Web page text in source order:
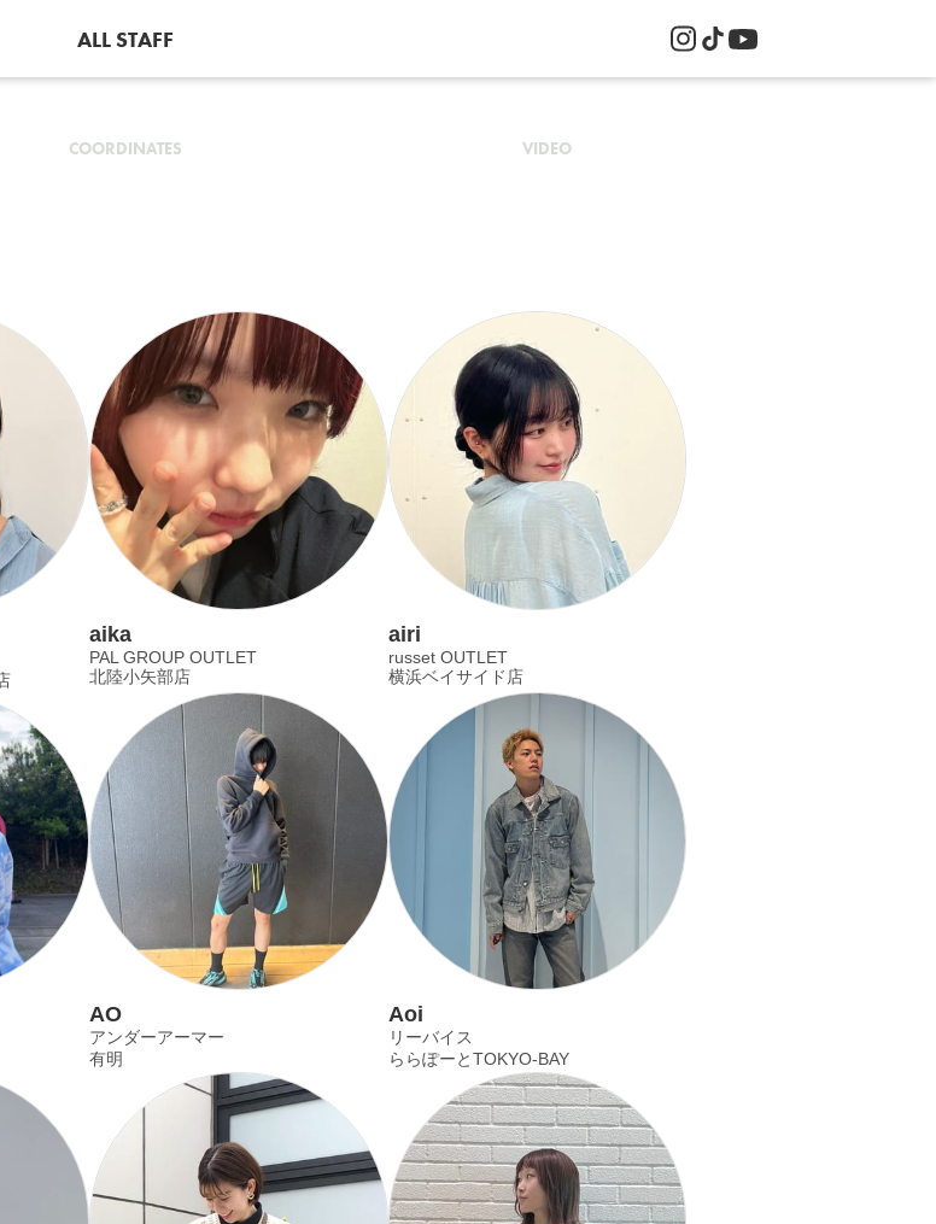
ALL STAFF
COORDINATES VIDEO
aika
PAL GROUP OUTLET
北陸小矢部店
airi
russet OUTLET
横浜ベイサイド店
AO
アンダーアーマー
有明
Aoi
リーバイス
ららぽーとTOKYO-BAY